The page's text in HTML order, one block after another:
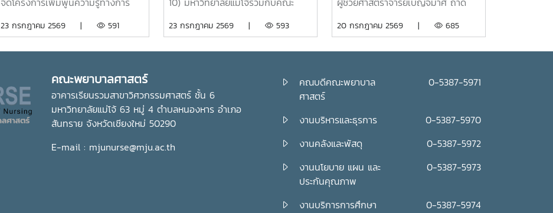
ศาสตร์ ชั้นปีที่ 1 เพื่อส่งเสริมให้
มหาวิทยาลัย ตลอดจนปลูกฝังความ
ภาคภูมิใจในความเป็น “ลูกแม่โจ้” ผ่าน
การเรียนรู้จากประสบการณ์จริง ภาย
ใต้รายวิชา แม่โจ้วิถีใหม่ (11701001)ใน
การนี้ รองศาสตราจารย์ ดร.เทพ พงษ์
พานิช นายกสภามหาวิทยาลัยแม่โจ้
23 กรกฎาคม 2569 | 591
อินทนิล” ศูนย์ให้บริการด้านการดูแล
มหาวิทยาลัยแม่โจ้ เป็นประธานในพิธี
พร้อมด้วย บุคลากรงานหอพัก
คณาจารย์ คณะพยาบาลศาสตร์ และ
นักศึกษา เข้าร่วมอย่างพร้อมเพรียง
ห้อง “ร่มอินทนิล” เกิดขึ้นจากความ
คณะพยาบาลศาสตร์ เพื่อเป็นศูนย์ให้
การให้คำปรึกษา แนะนำด้านสุขภาพ
23 กรกฎาคม 2569 | 593
เข้าร่วมพิธีถวายเทียนพรรษา ประจำปี
โจ้ผู้เข้าร่วมพิธีได้ถวายเทียนพรรษาและ
รูป (9 วัด) เพื่อสืบสานและทำนุบำรุง
พระพุทธศาสนา เนื่องในเทศกาลเข้า
พรรษา อันเป็นประเพณีสำคัญของ
เสริมการอนุรักษ์ศิลปวัฒนธรรมและ
ปลูกฝังคุณธรรม จริยธรรม ตลอดจน
สร้างความเป็นสิริมงคลแก่ชีวิตคณะ
20 กรกฎาคม 2569 | 685
คณะพยาบาลศาสตร์
อาคารเรียนรวมสาขาวิศวกรรมศาสตร์ ชั้น 6
มหาวิทยาลัยแม่โจ้ 63 หมู่ 4 ตำบลหนองหาร อำเภอ
สันทราย จังหวัดเชียงใหม่ 50290
E-mail : mjunurse@mju.ac.th
คณบดีคณะพยาบาล
ศาสตร์
0-5387-5971
งานบริหารและธุรการ
0-5387-5970
งานคลังและพัสดุ
0-5387-5972
งานนโยบาย แผน และ
ประกันคุณภาพ
0-5387-5973
งานบริการการศึกษา
0-5387-5974